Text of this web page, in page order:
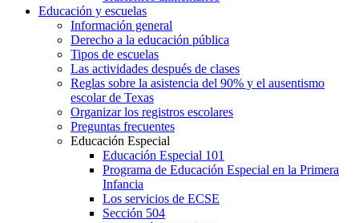
Educación y escuelas
Información general
Derecho a la educación pública
Tipos de escuelas
Las actividades después de clases
Reglas sobre la asistencia del 90% y el ausentismo
escolar de Texas
Organizar los registros escolares
Preguntas frecuentes
Educación Especial
Educación Especial 101
Programa de Educación Especial en la Primera
Infancia
Los servicios de ECSE
Sección 504